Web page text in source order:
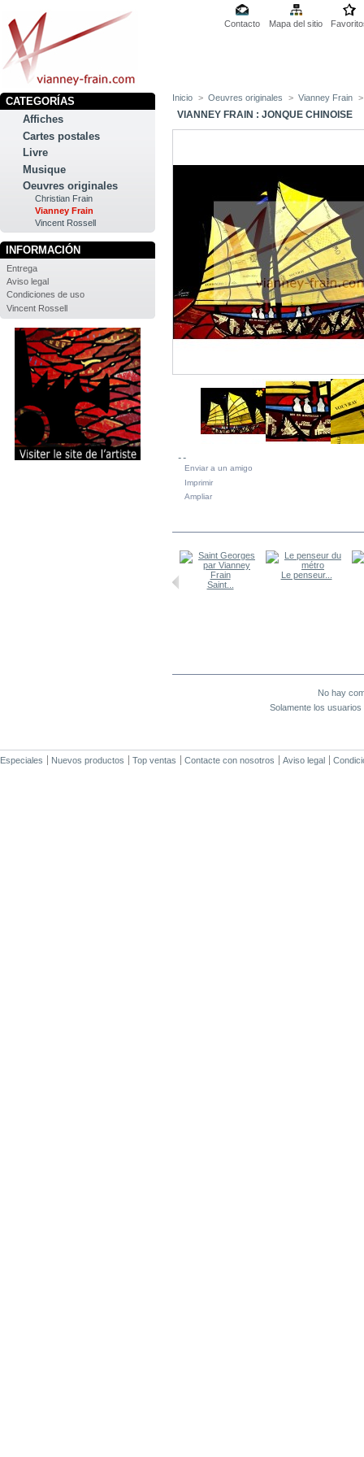
Contacto Mapa del sitio
CATEGORÍAS
Affiches
Cartes postales
Livre
Musique
Oeuvres originales
Christian Frain
Vianney Frain
Vincent Rossell
INFORMACIÓN
Entrega
Aviso legal
Condiciones de uso
Vincent Rossell
Inicio > Oeuvres originales > Vianney Frain >
VIANNEY FRAIN : JONQUE CHINOISE
Enviar a un amigo
Imprimir
Ampliar
Saint...
Le penseur...
No hay
Solamente los
Especiales Nuevos productos Top ventas Contacte con nosotros Aviso legal